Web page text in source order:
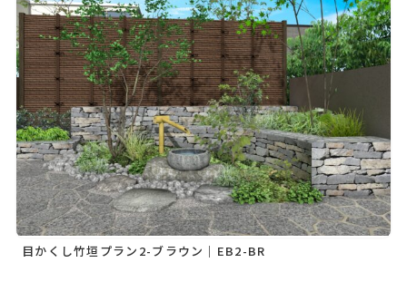
目かくし竹垣プラン2-ブラウン｜EB2-BR